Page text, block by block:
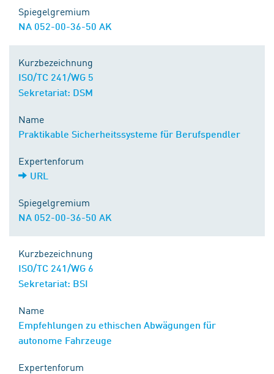
Spiegelgremium
NA 052-00-36-50 AK
Kurzbezeichnung
ISO/TC 241/WG 5
Sekretariat: DSM
Name
Praktikable Sicherheitssysteme für Berufspendler
Expertenforum
URL
Spiegelgremium
NA 052-00-36-50 AK
Kurzbezeichnung
ISO/TC 241/WG 6
Sekretariat: BSI
Name
Empfehlungen zu ethischen Abwägungen für
autonome Fahrzeuge
Expertenforum